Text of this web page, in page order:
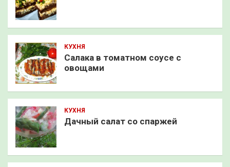
КУХНЯ
Салака в томатном соусе с
овощами
КУХНЯ
Дачный салат со спаржей